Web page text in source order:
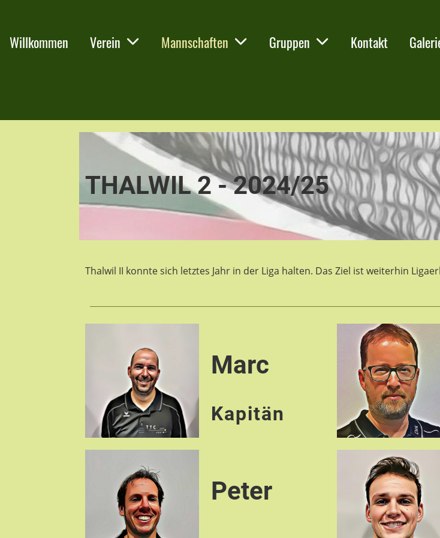
Willkommen Verein Mannschaften Gruppen Kontakt
THALWIL 2 - 2024/25
Thalwil II konnte sich letztes Jahr in der Liga halten. Das Ziel ist weiterhin
Marc
Kapitän
Peter